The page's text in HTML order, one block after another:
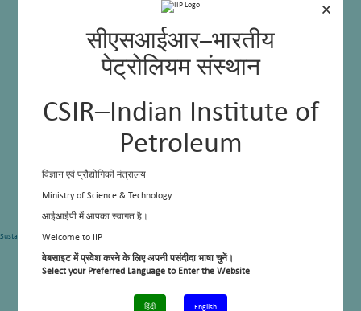
×
सीएसआईआर–भारतीय
पेट्रोलियम संस्थान
CSIR–Indian Institute of
Petroleum
विज्ञान एवं प्रौद्योगिकी मंत्रालय
Ministry of Science & Technology
आईआईपी में आपका स्वागत है।
Welcome to IIP
वेबसाइट में प्रवेश करने के लिए अपनी पसंदीदा भाषा चुनें।
Select your Preferred Language to Enter the Website
हिंदी English
Research Highlights
Sustainability impact analysis